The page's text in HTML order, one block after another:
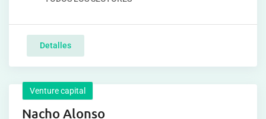
Detalles
Venture capital
Nacho Alonso